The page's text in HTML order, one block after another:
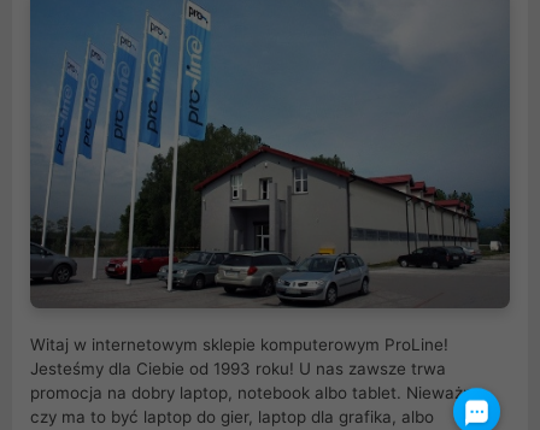
Witaj w internetowym sklepie komputerowym ProLine!
Jesteśmy dla Ciebie od 1993 roku! U nas zawsze trwa
promocja na dobry laptop, notebook albo tablet. Nieważne
czy ma to być laptop do gier, laptop dla grafika, albo